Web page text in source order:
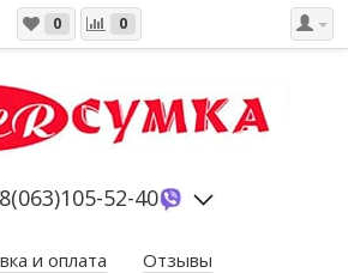
0 0
52-40
и оплата Отзывы